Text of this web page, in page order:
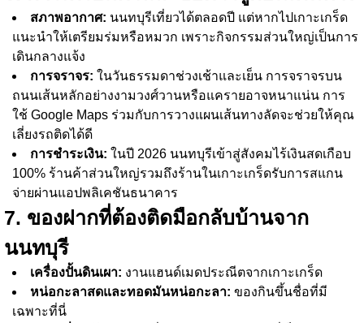
สภาพอากาศ: นนทบุรีเที่ยวได้ตลอดปี แต่หากไปเกาะเกร็ด
แนะนำให้เตรียมร่มหรือหมวก เพราะกิจกรรมส่วนใหญ่เป็นการ
เดินกลางแจ้ง
การจราจร: ในวันธรรมดาช่วงเช้าและเย็น การจราจรบน
ถนนเส้นหลักอย่างงามวงศ์วานหรือแครายอาจหนาแน่น การ
ใช้ Google Maps ร่วมกับการวางแผนเส้นทางลัดจะช่วยให้คุณ
เลี่ยงรถติดได้ดี
การชำระเงิน: ในปี 2026 นนทบุรีเข้าสู่สังคมไร้เงินสดเกือบ
100% ร้านค้าส่วนใหญ่รวมถึงร้านในเกาะเกร็ดรับการสแกน
จ่ายผ่านแอปพลิเคชันธนาคาร
7. ของฝากที่ต้องติดมือกลับบ้านจาก
นนทบุรี
เครื่องปั้นดินเผา: งานแฮนด์เมดประณีตจากเกาะเกร็ด
หน่อกะลาสดและทอดมันหน่อกะลา: ของกินขึ้นชื่อที่มี
เฉพาะที่นี่